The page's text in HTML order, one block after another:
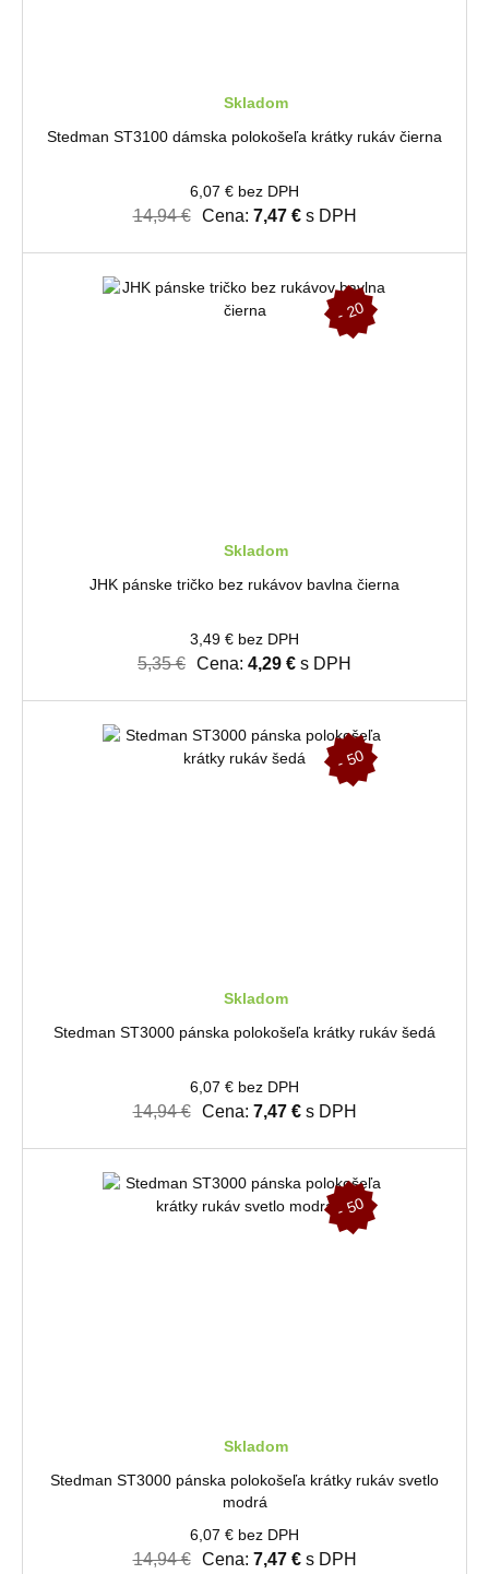
Skladom
Stedman ST3100 dámska polokošeľa krátky rukáv čierna
6,07 € bez DPH
14,94 € Cena: 7,47 €s DPH
-
2
0
Skladom
JHK pánske tričko bez rukávov bavlna čierna
3,49 € bez DPH
5,35 € Cena: 4,29 € s DPH
-
5
0
Skladom
Stedman ST3000 pánska polokošeľa krátky rukáv šedá
6,07 € bez DPH
14,94 € Cena: 7,47 €s DPH
-
5
0
Skladom
Stedman ST3000 pánska polokošeľa krátky rukáv svetlo
modrá
6,07 € bez DPH
14,94 € Cena: 7,47 €s DPH